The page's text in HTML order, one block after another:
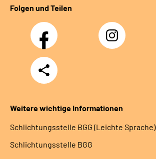
Folgen und Teilen
Facebook Instagram
Teilen
Weitere wichtige Informationen
Schlich­tungs­stel­le BGG (Leichte Sprache)
Schlich­tungs­stel­le BGG